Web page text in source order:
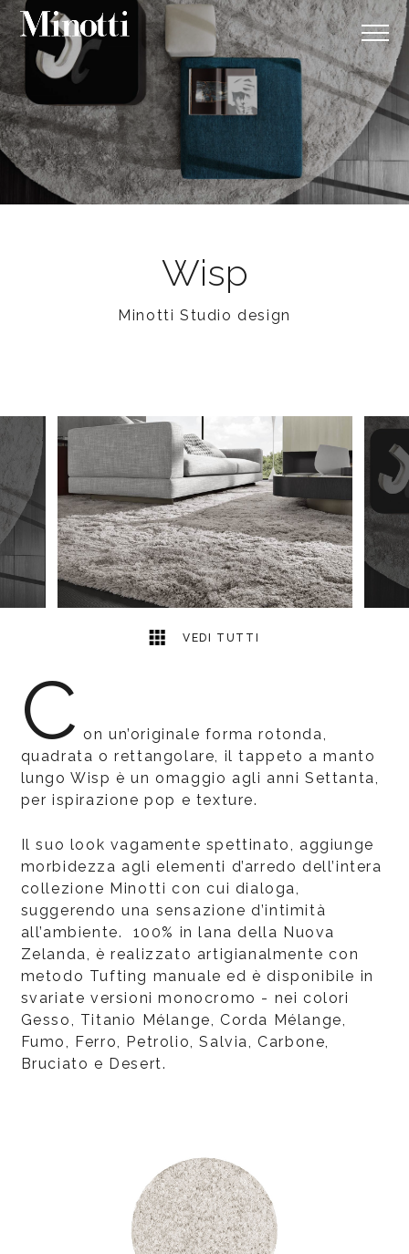
Wisp
Minotti Studio design
VEDI TUTTI
2 2
C on un’originale forma rotonda,
quadrata o rettangolare, il tappeto a manto
lungo Wisp è un omaggio agli anni Settanta,
per ispirazione pop e texture.
Il suo look vagamente spettinato, aggiunge
morbidezza agli elementi d’arredo dell’intera
collezione Minotti con cui dialoga,
suggerendo una sensazione d’intimità
all’ambiente. 100% in lana della Nuova
Zelanda, è realizzato artigianalmente con
metodo Tufting manuale ed è disponibile in
svariate versioni monocromo - nei colori
Gesso, Titanio Mélange, Corda Mélange,
Fumo, Ferro, Petrolio, Salvia, Carbone,
Bruciato e Desert.